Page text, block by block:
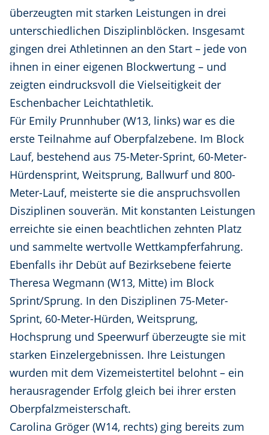
überzeugten mit starken Leistungen in drei
unterschiedlichen Disziplinblöcken. Insgesamt
gingen drei Athletinnen an den Start – jede von
ihnen in einer eigenen Blockwertung – und
zeigten eindrucksvoll die Vielseitigkeit der
Eschenbacher Leichtathletik.
Für Emily Prunnhuber (W13, links) war es die
erste Teilnahme auf Oberpfalzebene. Im Block
Lauf, bestehend aus 75-Meter-Sprint, 60-Meter-
Hürdensprint, Weitsprung, Ballwurf und 800-
Meter-Lauf, meisterte sie die anspruchsvollen
Disziplinen souverän. Mit konstanten Leistungen
erreichte sie einen beachtlichen zehnten Platz
und sammelte wertvolle Wettkampferfahrung.
Ebenfalls ihr Debüt auf Bezirksebene feierte
Theresa Wegmann (W13, Mitte) im Block
Sprint/Sprung. In den Disziplinen 75-Meter-
Sprint, 60-Meter-Hürden, Weitsprung,
Hochsprung und Speerwurf überzeugte sie mit
starken Einzelergebnissen. Ihre Leistungen
wurden mit dem Vizemeistertitel belohnt – ein
herausragender Erfolg gleich bei ihrer ersten
Oberpfalzmeisterschaft.
Carolina Gröger (W14, rechts) ging bereits zum